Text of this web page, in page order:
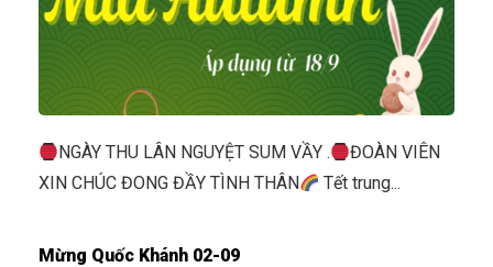
NGÀY THU LÂN NGUYỆT SUM VẦY .
ĐOÀN VIÊN
XIN CHÚC ĐONG ĐẦY TÌNH THÂN
Tết trung...
Mừng Quốc Khánh 02-09